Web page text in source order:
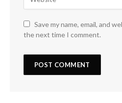
Save my name, email, and
the next time I comment.